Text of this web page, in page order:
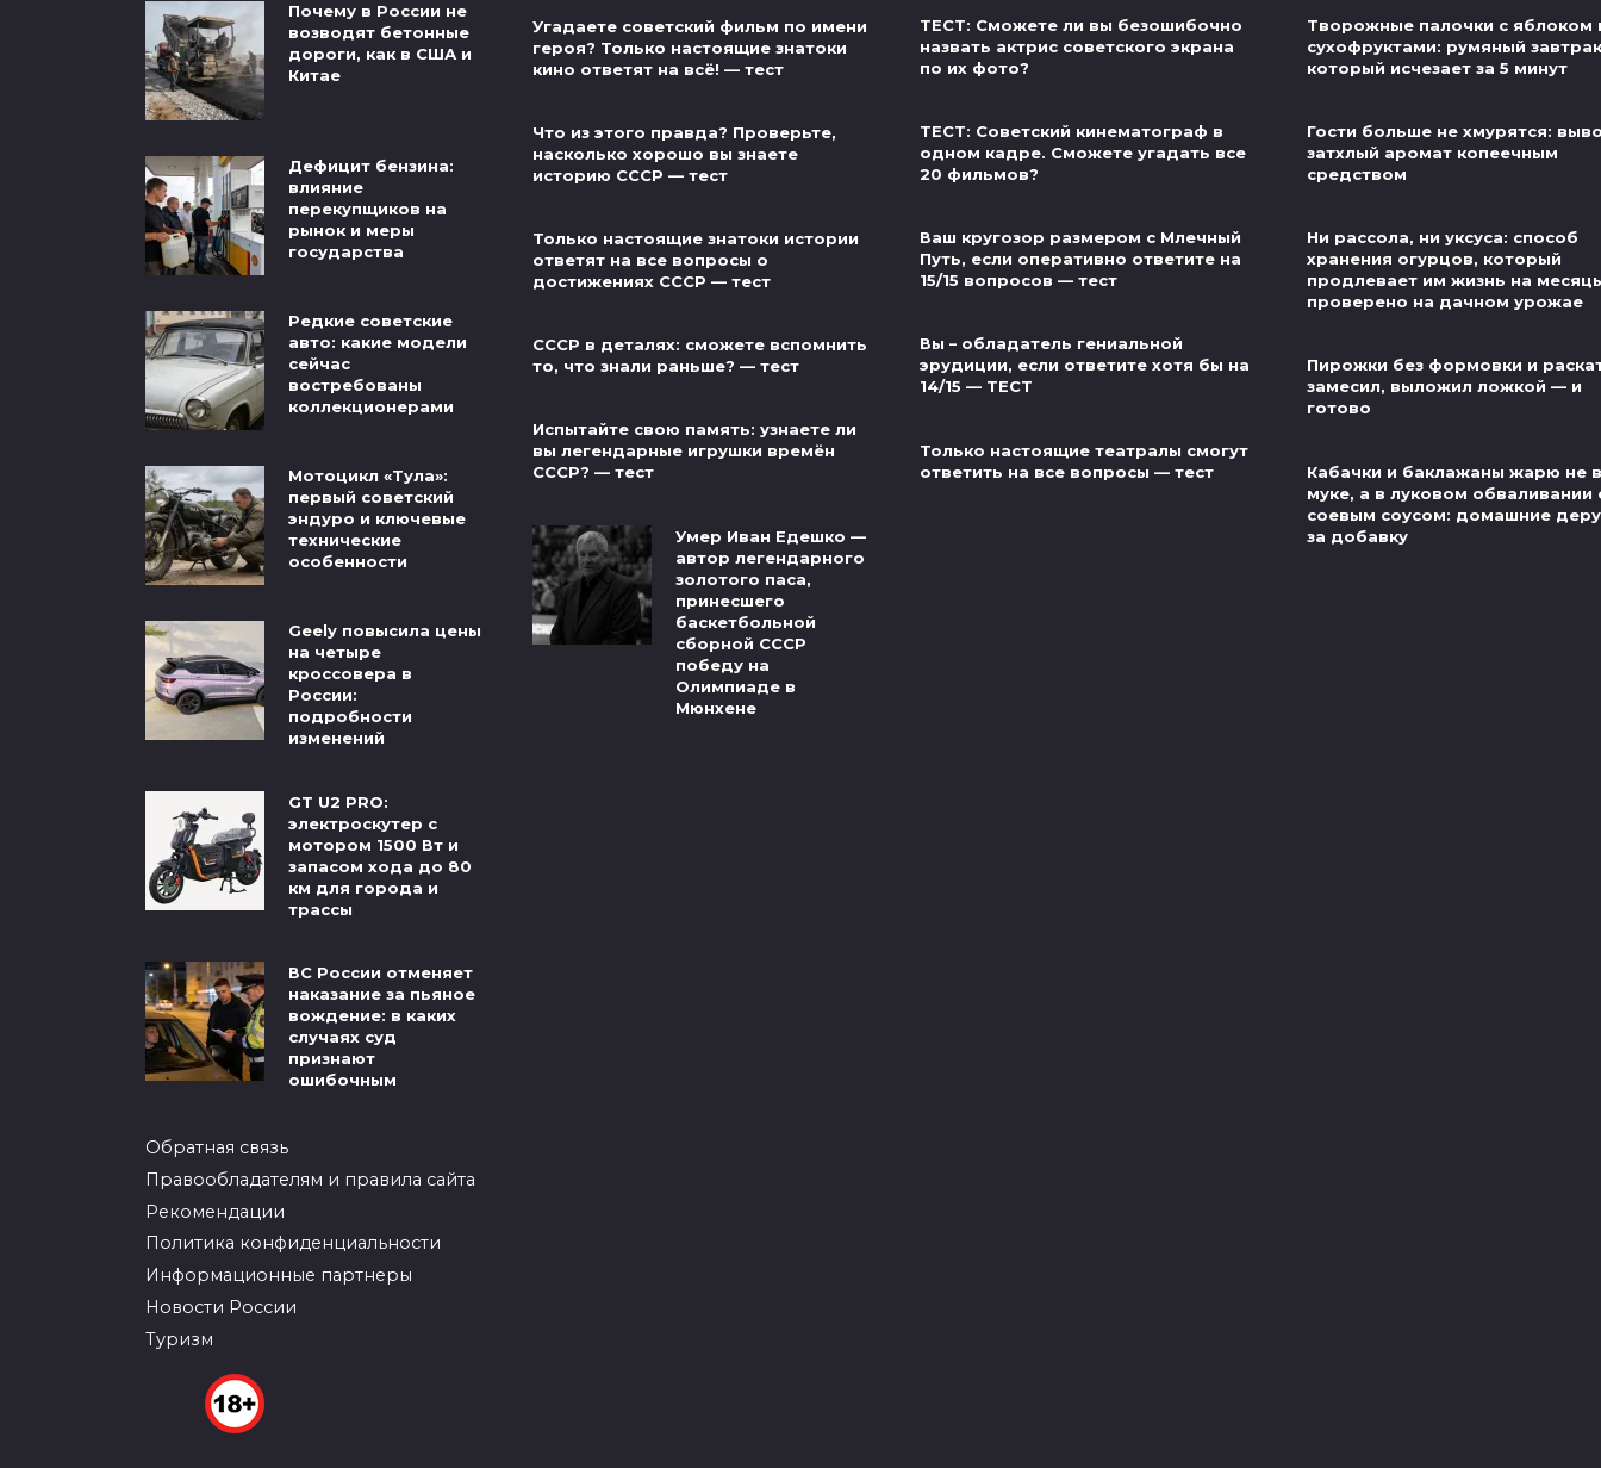
Почему в России не
возводят бетонные
дороги, как в США и
Китае
Дефицит бензина:
влияние
перекупщиков на
рынок и меры
государства
Редкие советские
авто: какие модели
сейчас
востребованы
коллекционерами
Мотоцикл «Тула»:
первый советский
эндуро и ключевые
технические
особенности
Geely повысила цены
на четыре
кроссовера в
России:
подробности
изменений
GT U2 PRO:
электроскутер с
мотором 1500 Вт и
запасом хода до 80
км для города и
трассы
ВС России отменяет
наказание за пьяное
вождение: в каких
случаях суд
признают
ошибочным
Обратная связь
Правообладателям и правила сайта
Рекомендации
Политика конфиденциальности
Информационные партнеры
Новости России
Туризм
Угадаете советский фильм по имени
героя? Только настоящие знатоки
кино ответят на всё! — тест
Что из этого правда? Проверьте,
насколько хорошо вы знаете
историю СССР — тест
Только настоящие знатоки истории
ответят на все вопросы о
достижениях СССР — тест
СССР в деталях: сможете вспомнить
то, что знали раньше? — тест
Испытайте свою память: узнаете ли
вы легендарные игрушки времён
СССР? — тест
Умер Иван Едешко —
автор легендарного
золотого паса,
принесшего
баскетбольной
сборной СССР
победу на
Олимпиаде в
Мюнхене
ТЕСТ: Сможете ли вы безошибочно
назвать актрис советского экрана
по их фото?
ТЕСТ: Советский кинематограф в
одном кадре. Сможете угадать все
20 фильмов?
Ваш кругозор размером с Млечный
Путь, если оперативно ответите на
15/15 вопросов — тест
Вы – обладатель гениальной
эрудиции, если ответите хотя бы на
14/15 — ТЕСТ
Только настоящие театралы смогут
ответить на все вопросы — тест
Творожные палочки с яблоком
сухофруктами: румяный
который исчезает за 5 минут
Гости больше не хмурятся:
затхлый аромат копеечным
средством
Ни рассола, ни уксуса: способ
хранения огурцов, который
продлевает им жизнь на
проверено на дачном урожае
Пирожки без формовки и
замесил, выложил ложкой — и
готово
Кабачки и баклажаны жарю не в
муке, а в луковом обваливании
соевым соусом: домашние
за добавку